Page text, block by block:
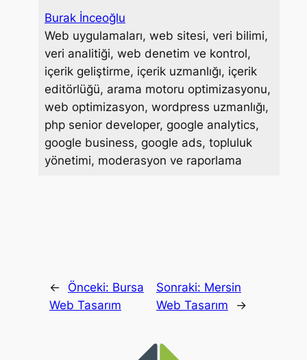
k
Burak İnceoğlu
Web uygulamaları, web sitesi, veri bilimi,
veri analitiği, web denetim ve kontrol,
içerik geliştirme, içerik uzmanlığı, içerik
editörlüğü, arama motoru optimizasyonu,
web optimizasyon, wordpress uzmanlığı,
php senior developer, google analytics,
google business, google ads, topluluk
yönetimi, moderasyon ve raporlama
← Önceki: Bursa
Web Tasarım
Sonraki: Mersin
Web Tasarım
→